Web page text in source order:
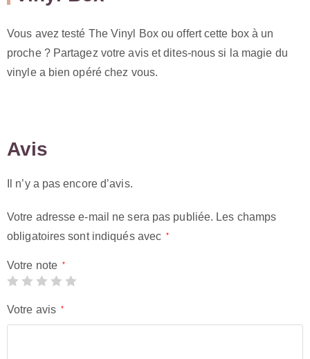
Vous avez testé The Vinyl Box ou offert cette box à un
proche ? Partagez votre avis et dites-nous si la magie du
vinyle a bien opéré chez vous.
Avis
Il n’y a pas encore d’avis.
Votre adresse e-mail ne sera pas publiée. Les champs
obligatoires sont indiqués avec
*
Votre note *
Votre avis *